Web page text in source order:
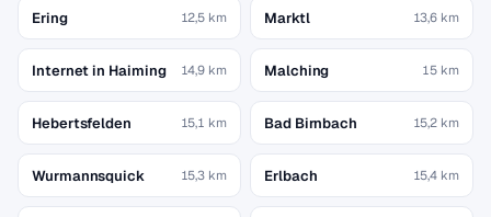
Ering 12,5 km Marktl 13,6 km
Internet in Haiming 14,9 km Malching 15 km
Hebertsfelden 15,1 km Bad Birnbach 15,2 km
Wurmannsquick 15,3 km Erlbach 15,4 km